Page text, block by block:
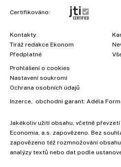
Certifikováno:
Kontakty
Tiráž redakce Ekonom
Předplatné
Prohlášení o cookies
Nastavení soukromí
Ochrana osobních údajů
Inzerce , obchodní garant: Adéla
Jakékoliv užití obsahu, včetně
Economia, a.s. zapovězeno. Bez
zapovězeno též rozmnožování
analýzy textů nebo dat podle